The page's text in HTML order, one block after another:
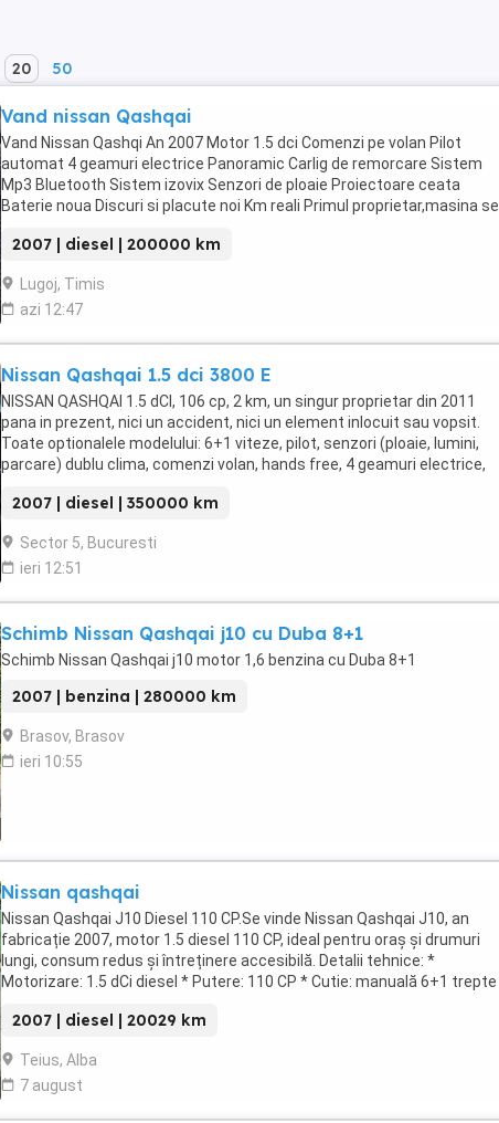
20 50
Vand nissan Qashqai
Vand Nissan Qashqi An 2007 Motor 1.5 dci Comenzi pe volan Pilot
automat 4 geamuri electrice Panoramic Carlig de remorcare Sistem
Mp3 Bluetooth Sistem izovix Senzori de ploaie Proiectoare ceata
Baterie noua Discuri si placute noi Km reali Primul proprietar,masina se
2007 | diesel | 200000 km
Lugoj, Timis
azi 12:47
Nissan Qashqai 1.5 dci 3800 E
NISSAN QASHQAI 1.5 dCI, 106 cp, 2 km, un singur proprietar din 2011
pana in prezent, nici un accident, nici un element inlocuit sau vopsit.
Toate optionalele modelului: 6+1 viteze, pilot, senzori (ploaie, lumini,
parcare) dublu clima, comenzi volan, hands free, 4 geamuri electrice,
2007 | diesel | 350000 km
Sector 5, Bucuresti
ieri 12:51
Schimb Nissan Qashqai j10 cu Duba 8+1
Schimb Nissan Qashqai j10 motor 1,6 benzina cu Duba 8+1
2007 | benzina | 280000 km
Brasov, Brasov
ieri 10:55
Nissan qashqai
Nissan Qashqai J10 Diesel 110 CP.Se vinde Nissan Qashqai J10, an
fabricație 2007, motor 1.5 diesel 110 CP, ideal pentru oraș și drumuri
lungi, consum redus și întreținere accesibilă. Detalii tehnice: *
Motorizare: 1.5 dCi diesel * Putere: 110 CP * Cutie: manuală 6+1 trepte
2007 | diesel | 20029 km
Teius, Alba
7 august